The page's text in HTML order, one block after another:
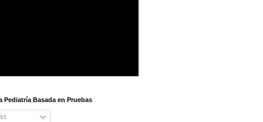
Pediatría Basada en Pruebas